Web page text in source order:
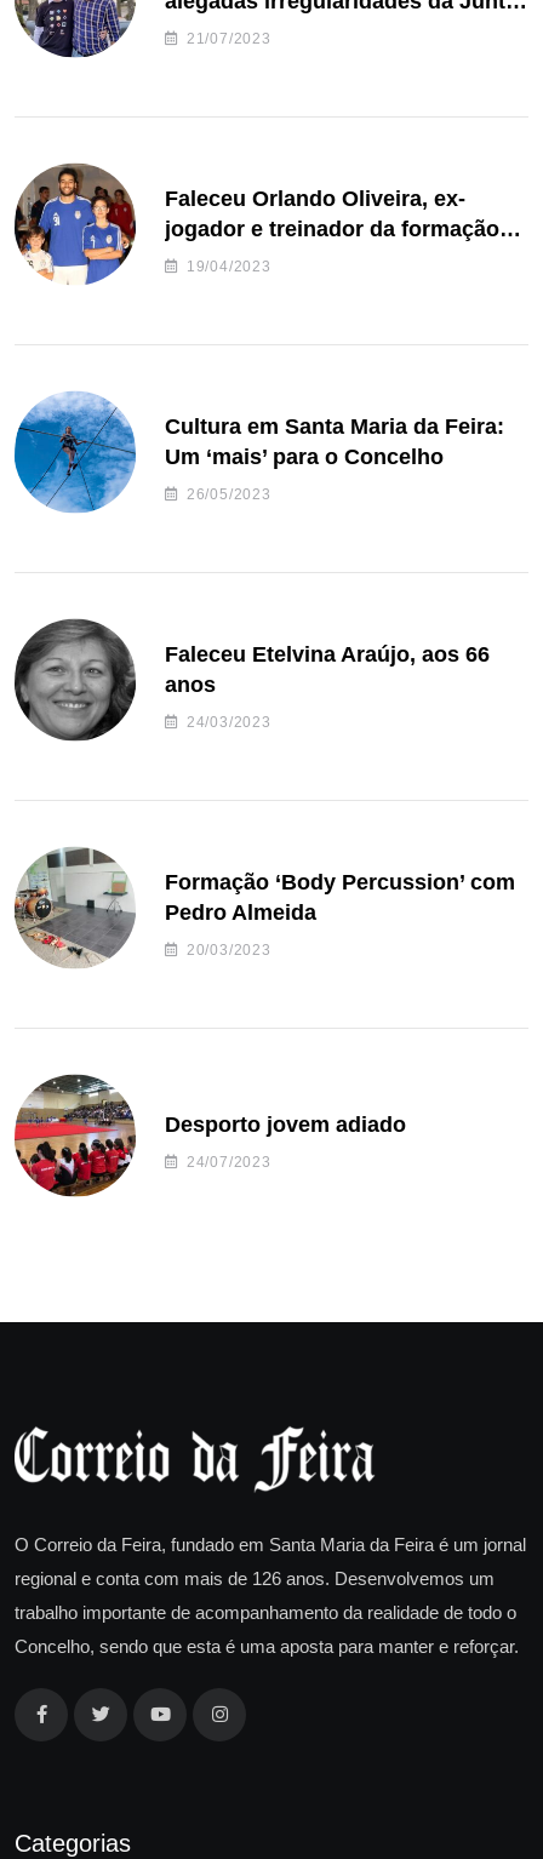
de Freguesia S. João de Ver
21/07/2023
Faleceu Orlando Oliveira, ex-
jogador e treinador da formação
de andebol do Feirense
19/04/2023
Cultura em Santa Maria da Feira:
Um ‘mais’ para o Concelho
26/05/2023
Faleceu Etelvina Araújo, aos 66
anos
24/03/2023
Formação ‘Body Percussion’ com
Pedro Almeida
20/03/2023
Desporto jovem adiado
24/07/2023
O Correio da Feira, fundado em Santa Maria da Feira é um jornal
regional e conta com mais de 126 anos. Desenvolvemos um
trabalho importante de acompanhamento da realidade de todo o
Concelho, sendo que esta é uma aposta para manter e reforçar.
Categorias